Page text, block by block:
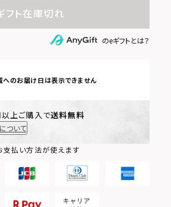
フト在庫切れ
のeギフトとは？
へのお届け日は表示できません
上ご購入で送料無料
ついて
支払い方法が使えます